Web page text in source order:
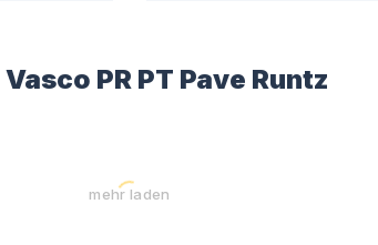
Vasco PR PT Pave Runtz
mehr laden